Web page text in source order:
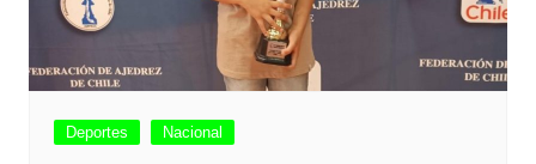
Deportes Nacional